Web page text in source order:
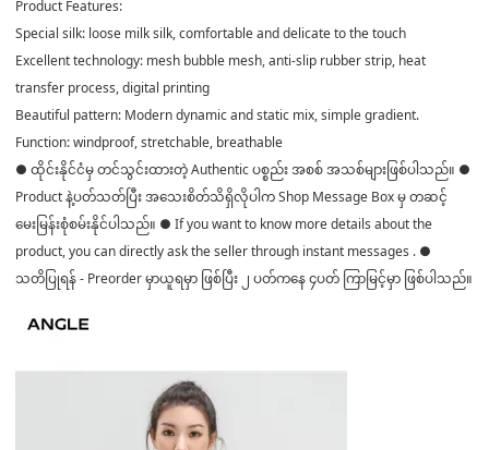
Product Features:
Special silk: loose milk silk, comfortable and delicate to the touch
Excellent technology: mesh bubble mesh, anti-slip rubber strip, heat
transfer process, digital printing
Beautiful pattern: Modern dynamic and static mix, simple gradient.
Function: windproof, stretchable, breathable
● ထိုင်းနိုင်ငံမှ တင်သွင်းထားတဲ့ Authentic ပစ္စည်း အစစ် အသစ်များဖြစ်ပါသည်။ ●
Product နဲ့ပတ်သတ်ပြီး အသေးစိတ်သိရှိလိုပါက Shop Message Box မှ တဆင့်
မေးမြန်းစုံစမ်းနိုင်ပါသည်။ ● If you want to know more details about the
product, you can directly ask the seller through instant messages . ●
သတိပြုရန် - Preorder မှာယူရမှာ ဖြစ်ပြီး ၂ ပတ်ကနေ ၄ပတ် ကြာမြင့်မှာ ဖြစ်ပါသည်။